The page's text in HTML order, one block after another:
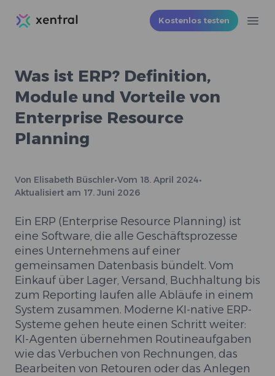
Xentral Kostenlos testen
Was ist ERP? Definition,
Module und Vorteile von
Enterprise Resource
Planning
Von Elisabeth Büschler•Vom 18. April 2024•
Aktualisiert am 17. Juni 2026
Ein ERP (Enterprise Resource Planning) ist
eine Software, die alle Geschäftsprozesse
eines Unternehmens auf einer
gemeinsamen Datenbasis bündelt. Vom
Einkauf über Lager, Versand, Buchhaltung bis
zum Reporting laufen alle Abläufe in einem
System zusammen. Moderne KI-native ERP-
Systeme gehen heute einen Schritt weiter:
KI-Agenten übernehmen Routineaufgaben
wie das Verbuchen von Rechnungen, das
Bearbeiten von Retouren oder das Anlegen